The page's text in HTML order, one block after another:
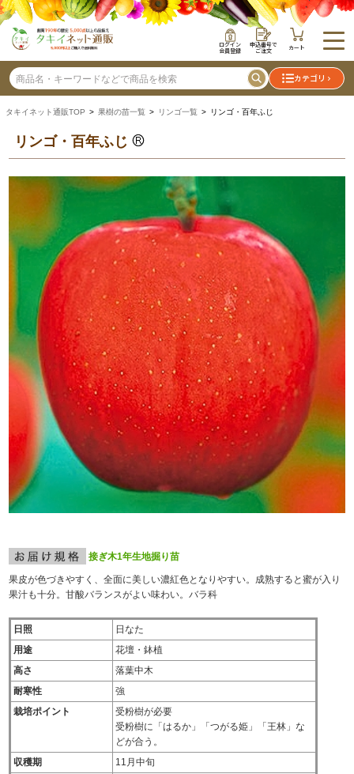
ログイン
会員登録
申込番号で
ご注文 カート
カテゴリ
タキイネット通販TOP > 果樹の苗一覧 > リンゴ一覧 > リンゴ・百年ふじ
リンゴ・百年ふじ
接ぎ木1年生地掘り苗
果皮が色づきやすく、全面に美しい濃紅色となりやすい。成熟すると蜜が入り
果汁も十分。甘酸バランスがよい味わい。バラ科
日照
日なた
用途
花壇・鉢植
高さ
落葉中木
耐寒性
強
栽培ポイント
受粉樹が必要
受粉樹に「はるか」「つがる姫」「王林」な
どが合う。
収穫期
11月中旬